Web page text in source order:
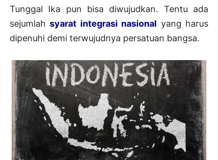
Tunggal Ika pun bisa diwujudkan. Tentu ada
sejumlahsyarat integrasi nasional yang harus
dipenuhi demi terwujudnya persatuan bangsa.